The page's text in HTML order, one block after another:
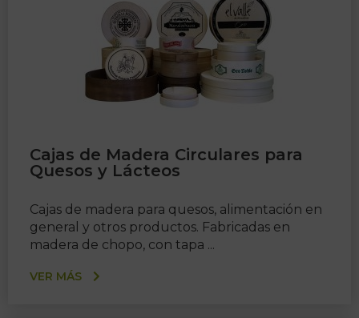
Cajas de Madera Circulares para
Quesos y Lácteos
Cajas de madera para quesos, alimentación en
general y otros productos. Fabricadas en
madera de chopo, con tapa ...
VER MÁS